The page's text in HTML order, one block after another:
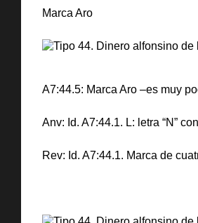
Marca Aro
A7:44.5: Marca Aro –es muy
Anv: Id. A7:44.1. L: letra “N”
Rev: Id. A7:44.1. Marca de